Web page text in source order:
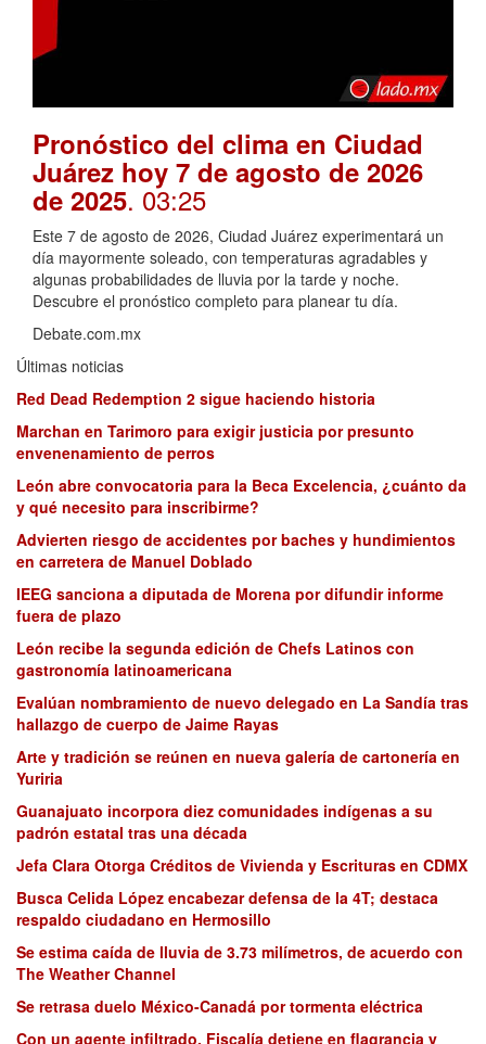
Pronóstico del clima en Ciudad
Juárez hoy 7 de agosto de 2026
de 2025. 03:25
Este 7 de agosto de 2026, Ciudad Juárez experimentará un
día mayormente soleado, con temperaturas agradables y
algunas probabilidades de lluvia por la tarde y noche.
Descubre el pronóstico completo para planear tu día.
Debate.com.mx
Últimas noticias
Red Dead Redemption 2 sigue haciendo historia
Marchan en Tarimoro para exigir justicia por presunto
envenenamiento de perros
León abre convocatoria para la Beca Excelencia, ¿cuánto da
y qué necesito para inscribirme?
Advierten riesgo de accidentes por baches y hundimientos
en carretera de Manuel Doblado
IEEG sanciona a diputada de Morena por difundir informe
fuera de plazo
León recibe la segunda edición de Chefs Latinos con
gastronomía latinoamericana
Evalúan nombramiento de nuevo delegado en La Sandía tras
hallazgo de cuerpo de Jaime Rayas
Arte y tradición se reúnen en nueva galería de cartonería en
Yuriria
Guanajuato incorpora diez comunidades indígenas a su
padrón estatal tras una década
Jefa Clara Otorga Créditos de Vivienda y Escrituras en CDMX
Busca Celida López encabezar defensa de la 4T; destaca
respaldo ciudadano en Hermosillo
Se estima caída de lluvia de 3.73 milímetros, de acuerdo con
The Weather Channel
Se retrasa duelo México-Canadá por tormenta eléctrica
Con un agente infiltrado, Fiscalía detiene en flagrancia y